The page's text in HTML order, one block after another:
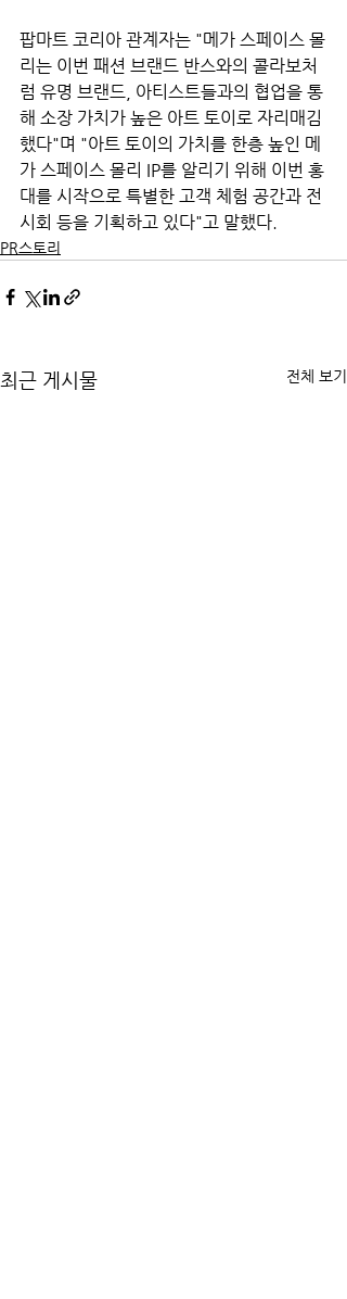
팝마트 코리아 관계자는 "메가 스페이스 몰
리는 이번 패션 브랜드 반스와의 콜라보처
럼 유명 브랜드, 아티스트들과의 협업을 통
해 소장 가치가 높은 아트 토이로 자리매김
했다"며 "아트 토이의 가치를 한층 높인 메
가 스페이스 몰리 IP를 알리기 위해 이번 홍
대를 시작으로 특별한 고객 체험 공간과 전
시회 등을 기획하고 있다"고 말했다.
PR스토리
최근 게시물 전체 보기